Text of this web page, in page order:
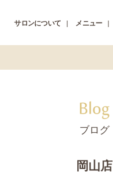
サロンについて メニュー
ブログ
岡山店